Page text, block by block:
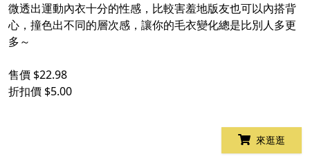
微透出運動內衣十分的性感，比較害羞地版友也可以內搭背
心，撞色出不同的層次感，讓你的毛衣變化總是比別人多更
多～
售價 $22.98
折扣價 $5.00
來逛逛